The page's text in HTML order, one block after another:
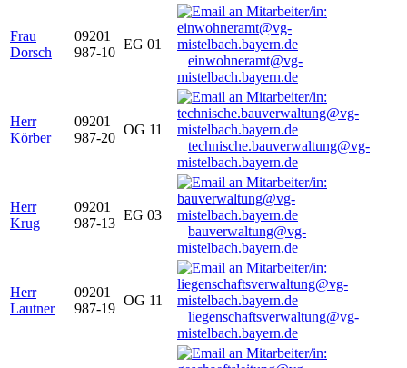
Frau
Dorsch
09201
987-10
EG 01
einwohneramt@vg-
mistelbach.bayern.de
Herr
Körber
09201
987-20
OG 11
technische.bauverwaltung@vg-
mistelbach.bayern.de
Herr
Krug
09201
987-13
EG 03
bauverwaltung@vg-
mistelbach.bayern.de
Herr
Lautner
09201
987-19
OG 11
liegenschaftsverwaltung@vg-
mistelbach.bayern.de